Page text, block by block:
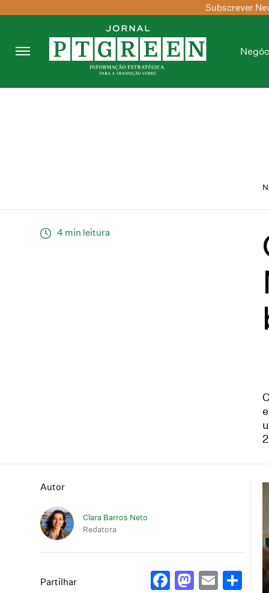
Subscrever
4 min leitura
Autor
Clara Barros Neto
Redatora
Partilhar Facebook
Email